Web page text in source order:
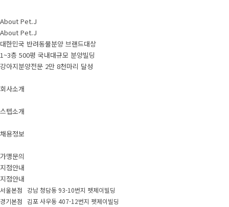
About Pet.J
About Pet.J
대한민국 반려동물분양 브랜드대상
1~3층 500평 국내대규모 분양빌딩
강아지분양전문 2만 8천마리 달성
회사소개
스텝소개
채용정보
가맹문의
지점안내
지점안내
서울본점 강남 청담동 93-10번지 펫제이빌딩
경기본점 김포 사우동 407-12번지 펫제이빌딩